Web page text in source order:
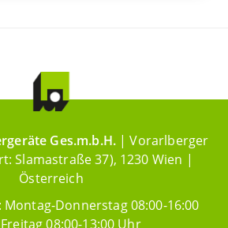
Ges.m.b.H. | Vorarlberger
Slamastraße 37), 1230 Wien |
Österreich
: Montag-Donnerstag 08:00-16:00
08:00-13:00 Uhr